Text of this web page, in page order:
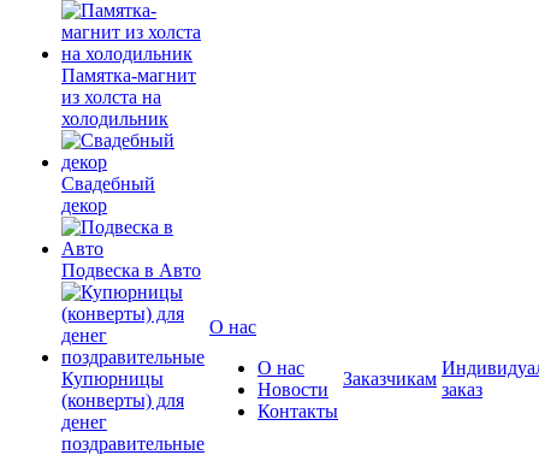
Памятка-магнит
из холста на
холодильник
Свадебный
декор
Подвеска в Авто
Купюрницы
(конверты) для
денег
поздравительные
О нас
О нас
Новости
Контакты
Заказчикам
заказ